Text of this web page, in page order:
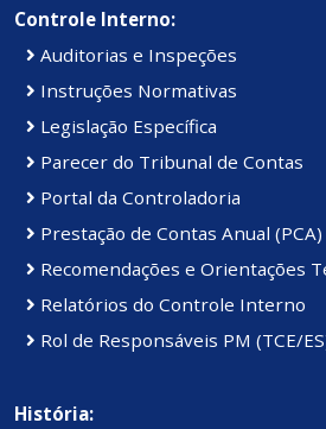
Controle Interno:
Auditorias e Inspeções
Instruções Normativas
Legislação Específica
Parecer do Tribunal de Contas
Portal da Controladoria
Prestação de Contas Anual (PCA)
Recomendações e Orientações
Relatórios do Controle Interno
Rol de Responsáveis PM (TCE/
História: